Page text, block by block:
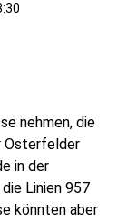
nehmen, die
Osterfelder
in der
Linien 957
könnten aber